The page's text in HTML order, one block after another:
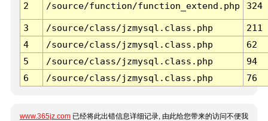
2 /source/function/function_extend.php 324
3 /source/class/jzmysql.class.php
211
4
/source/class/jzmysql.class.php
62
5
/source/class/jzmysql.class.php
94
6
/source/class/jzmysql.class.php 76
www.365jz.com 已经将此出错信息详细记录, 由此给您带来的访问不便我